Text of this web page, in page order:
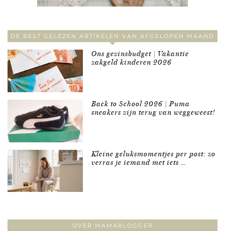
DE BEST GELEZEN ARTIKELEN VAN AFGELOPEN MAAND
Ons gezinsbudget | Vakantie
zakgeld kinderen 2026
Back to School 2026 | Puma
sneakers zijn terug van weggeweest!
Kleine geluksmomentjes per post: zo
verras je iemand met iets …
OVER MAMABLOGGER